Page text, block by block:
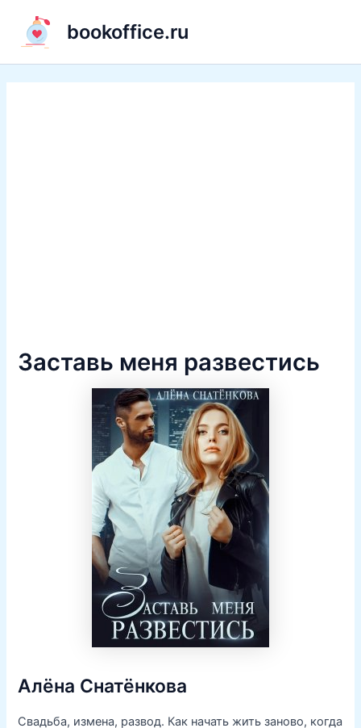
содержимому
bookoffice.ru
Заставь меня развестись
Алёна Снатёнкова
Свадьба, измена, развод. Как начать жить заново, когда